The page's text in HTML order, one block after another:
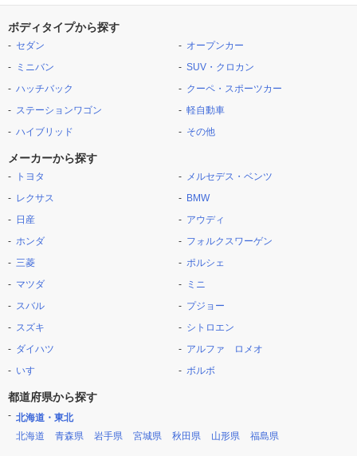
ボディタイプから探す
セダン
ミニバン
ハッチバック
ステーションワゴン
ハイブリッド
オープンカー
SUV・クロカン
クーペ・スポーツカー
軽自動車
その他
メーカーから探す
トヨタ
レクサス
日産
ホンダ
三菱
マツダ
スバル
スズキ
ダイハツ
いすゞ
メルセデス・ベンツ
BMW
アウディ
フォルクスワーゲン
ポルシェ
ミニ
プジョー
シトロエン
アルファ ロメオ
ボルボ
都道府県から探す
北海道・東北
北海道
青森県 岩手県 宮城県 秋田県 山形県 福島県